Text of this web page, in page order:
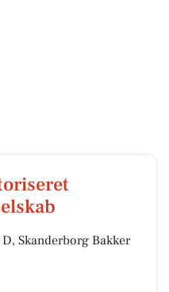
Skanderborg Bakker